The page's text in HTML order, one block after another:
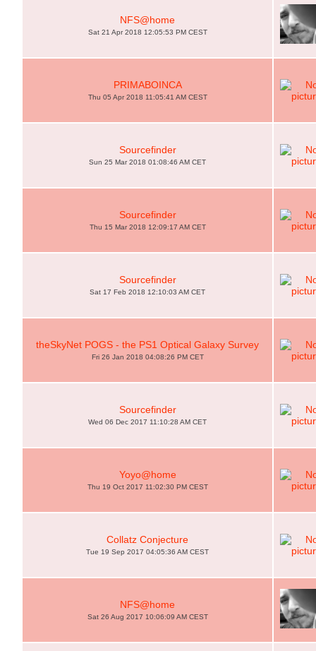
NFS@home
Sat 21 Apr 2018 12:05:53 PM CEST
PRIMABOINCA
Thu 05 Apr 2018 11:05:41 AM CEST
Sourcefinder
Sun 25 Mar 2018 01:08:46 AM CET
Sourcefinder
Thu 15 Mar 2018 12:09:17 AM CET
Sourcefinder
Sat 17 Feb 2018 12:10:03 AM CET
theSkyNet POGS - the PS1 Optical Galaxy Survey
Fri 26 Jan 2018 04:08:26 PM CET
Sourcefinder
Wed 06 Dec 2017 11:10:28 AM CET
Yoyo@home
Thu 19 Oct 2017 11:02:30 PM CEST
Collatz Conjecture
Tue 19 Sep 2017 04:05:36 AM CEST
NFS@home
Sat 26 Aug 2017 10:06:09 AM CEST